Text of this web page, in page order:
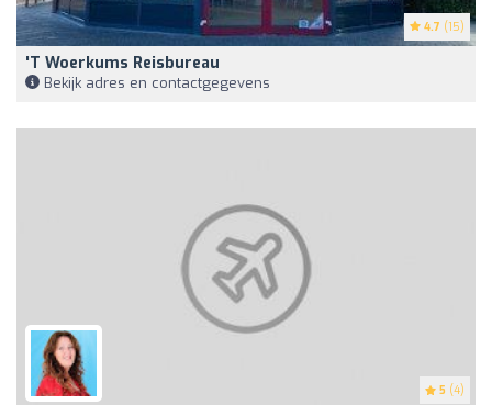
4.7 (15)
't Woerkums Reisbureau
Bekijk adres en contactgegevens
5 (4)